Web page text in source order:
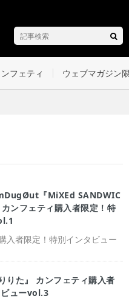
フェティ ウェブマガジン
入者限定！特別インタビュー
『MiXEd SANDWIC
ンフェティ購入者限定！特
りた』 カンフェティ購入者
ューvol.3